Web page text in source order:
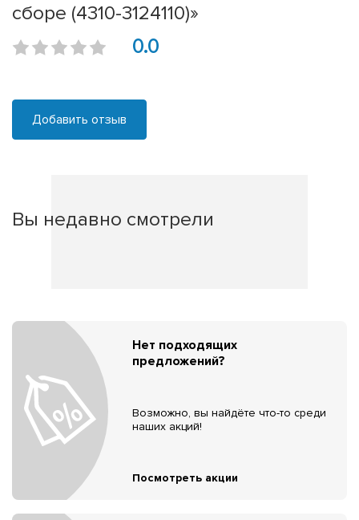
сборе (4310-3124110)»
0.0
Добавить отзыв
Вы недавно смотрели
Нет подходящих
предложений?
Возможно, вы найдёте что-то среди
наших акций!
Посмотреть акции